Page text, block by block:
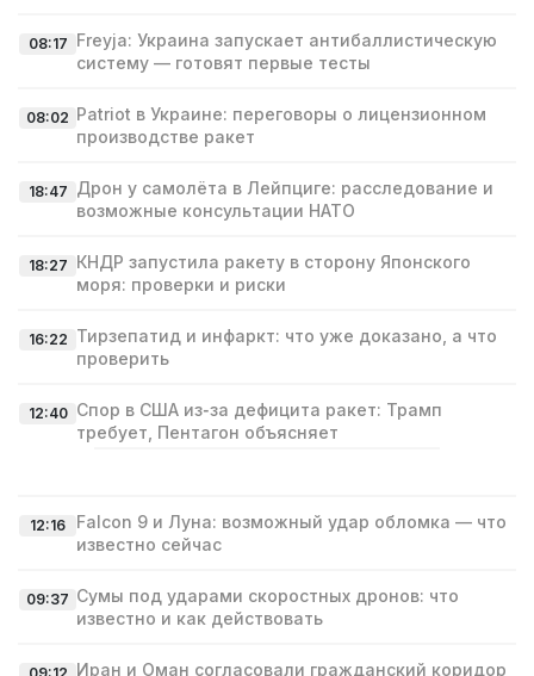
08:17 Freyja: Украина запускает антибаллистическую
систему — готовят первые тесты
08:02 Patriot в Украине: переговоры о лицензионном
производстве ракет
18:47 Дрон у самолёта в Лейпциге: расследование и
возможные консультации НАТО
18:27 КНДР запустила ракету в сторону Японского
моря: проверки и риски
16:22 Тирзепатид и инфаркт: что уже доказано, а что
проверить
12:40 Спор в США из‑за дефицита ракет: Трамп
требует, Пентагон объясняет
12:16
Falcon 9 и Луна: возможный удар обломка — что
известно сейчас
09:37 Сумы под ударами скоростных дронов: что
известно и как действовать
Иран и Оман согласовали гражданский коридор